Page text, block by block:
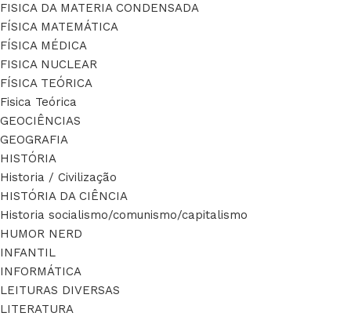
FISICA DA MATERIA CONDENSADA
FÍSICA MATEMÁTICA
FÍSICA MÉDICA
FISICA NUCLEAR
FÍSICA TEÓRICA
Fisica Teórica
GEOCIÊNCIAS
GEOGRAFIA
HISTÓRIA
Historia / Civilização
HISTÓRIA DA CIÊNCIA
Historia socialismo/comunismo/capitalismo
HUMOR NERD
INFANTIL
INFORMÁTICA
LEITURAS DIVERSAS
LITERATURA